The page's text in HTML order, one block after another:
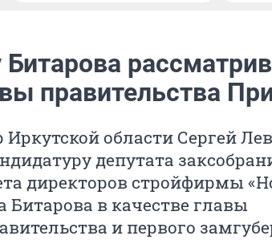
Битарова
правительства
области Сергей
депутата
директоров стройфирмы
Битарова в качестве главы
и первого